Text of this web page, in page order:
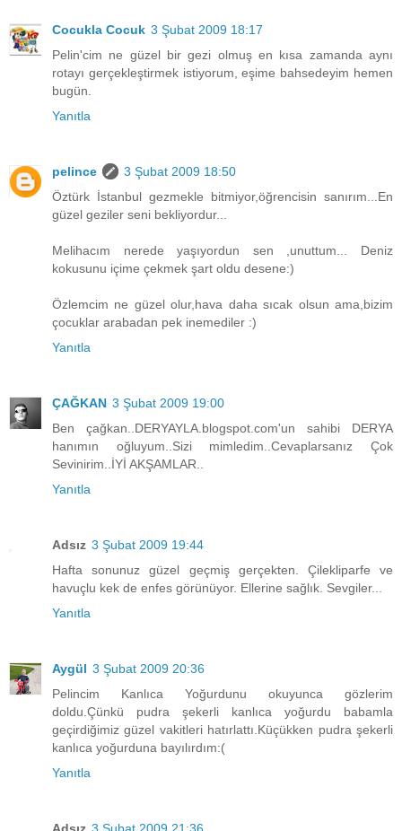
Cocukla Cocuk 3 Şubat 2009 18:17
Pelin'cim ne güzel bir gezi olmuş en kısa zamanda aynı
rotayı gerçekleştirmek istiyorum, eşime bahsedeyim hemen
bugün.
Yanıtla
pelince
3 Şubat 2009 18:50
Öztürk İstanbul gezmekle bitmiyor,öğrencisin sanırım...En
güzel geziler seni bekliyordur...
Melihacım nerede yaşıyordun sen ,unuttum... Deniz
kokusunu içime çekmek şart oldu desene:)
Özlemcim ne güzel olur,hava daha sıcak olsun ama,bizim
çocuklar arabadan pek inemediler :)
Yanıtla
ÇAĞKAN 3 Şubat 2009 19:00
Ben çağkan..DERYAYLA.blogspot.com'un sahibi DERYA
hanımın oğluyum..Sizi mimledim..Cevaplarsanız Çok
Sevinirim..İYİ AKŞAMLAR..
Yanıtla
Adsız 3 Şubat 2009 19:44
Hafta sonunuz güzel geçmiş gerçekten. Çilekliparfe ve
havuçlu kek de enfes görünüyor. Ellerine sağlık. Sevgiler...
Yanıtla
Aygül 3 Şubat 2009 20:36
Pelincim Kanlıca Yoğurdunu okuyunca gözlerim
doldu.Çünkü pudra şekerli kanlıca yoğurdu babamla
geçirdiğimiz güzel vakitleri hatırlattı.Küçükken pudra şekerli
kanlıca yoğurduna bayılırdım:(
Yanıtla